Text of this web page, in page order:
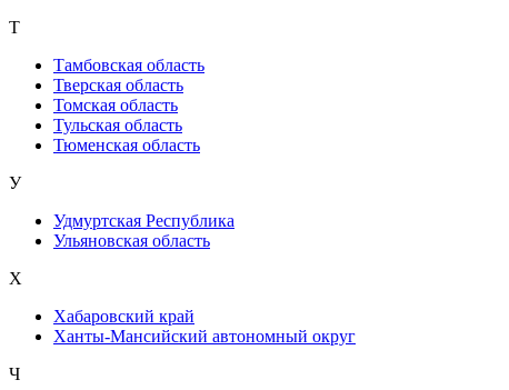
Т
Тамбовская область
Тверская область
Томская область
Тульская область
Тюменская область
У
Удмуртская Республика
Ульяновская область
Х
Хабаровский край
Ханты-Мансийский автономный округ
Ч